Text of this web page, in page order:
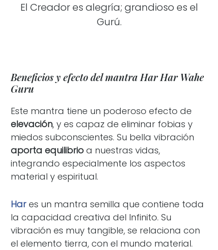
El Creador es alegría; grandioso es el
Gurú.
Beneficios y efecto del mantra Har Har Wahe
Guru
Este mantra tiene un poderoso efecto de
elevación, y es capaz de eliminar fobias y
miedos subconscientes. Su bella vibración
aporta equilibrio a nuestras vidas,
integrando especialmente los aspectos
material y espiritual.
Hares un mantra semilla que contiene toda
la capacidad creativa del Infinito. Su
vibración es muy tangible, se relaciona con
el elemento tierra, con el mundo material.